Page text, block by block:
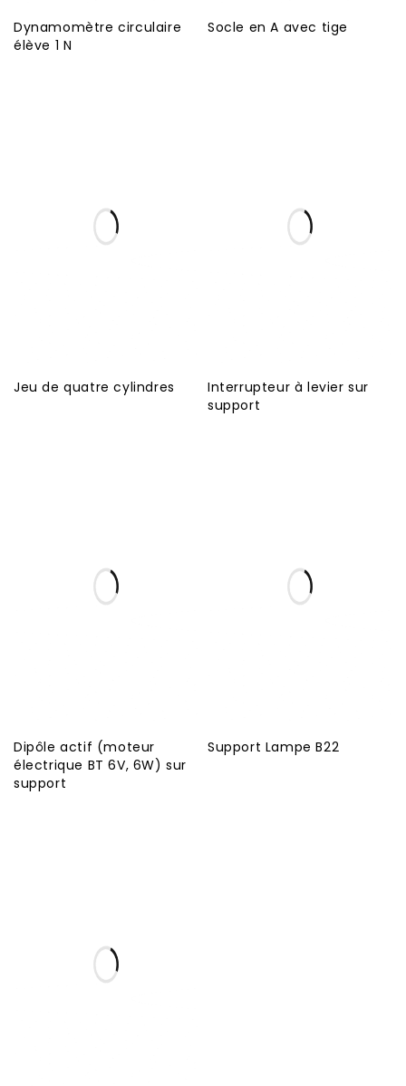
Dynamomètre circulaire
élève 1 N
Socle en A avec tige
Jeu de quatre cylindres
Interrupteur à levier sur
support
Dipôle actif (moteur
électrique BT 6V, 6W) sur
support
Support Lampe B22